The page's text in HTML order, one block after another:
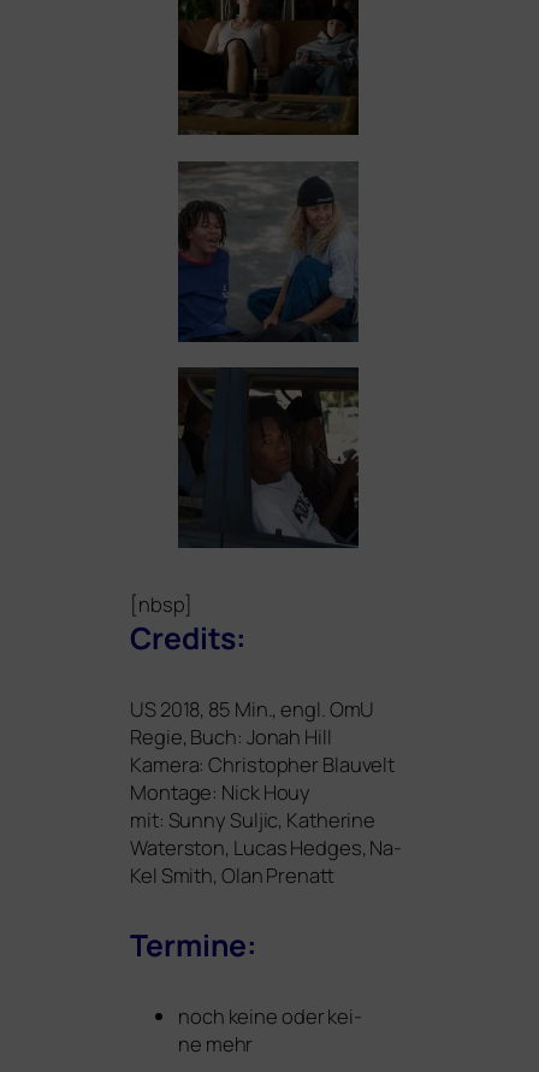
[nbsp]
Credits:
US2018, 85 Min., engl. OmU
Regie, Buch: Jonah Hill
Kamera: Christopher Blauvelt
Montage: Nick Houy
mit: Sunny Suljic, Katherine
Waterston, Lucas Hedges, Na-
Kel Smith, Olan Prenatt
Termine:
noch kei­ne oder kei­
ne mehr